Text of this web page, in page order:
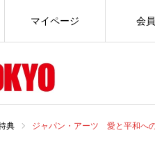
マイページ 会
典 ジャパン・アーツ 愛と平和へ